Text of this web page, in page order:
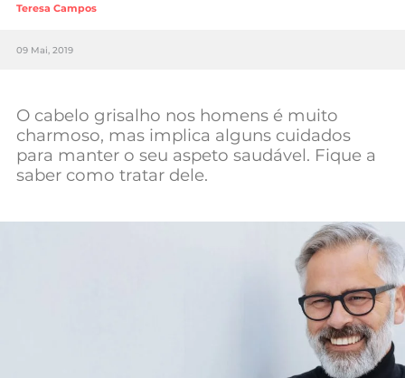
Sociedade
Negócios
Mundial 2026
Teresa Campos
09 Mai, 2019
O cabelo grisalho nos homens é muito
charmoso, mas implica alguns cuidados
para manter o seu aspeto saudável. Fique a
saber como tratar dele.